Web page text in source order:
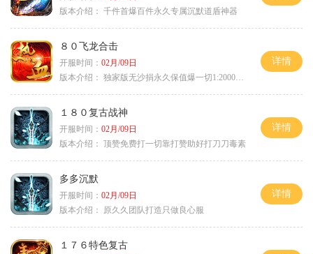
版本介绍： 千件首爆百件永久专属沉默道盾神器
８０飞龙合击
开服时间： 02月/09日
版本介绍： 独家版无沙捐永久保值爆一切1:2000回3
详情
１８０复古战神
开服时间： 02月/09日
版本介绍： 顶赞免费打一切靠打赞助好打刀刀毒素
详情
多多沉默
开服时间： 02月/09日
版本介绍：
原久久团队打造只做良心服
详情
１７６特色复古